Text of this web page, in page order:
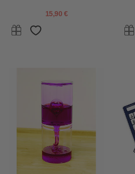
15,90 €